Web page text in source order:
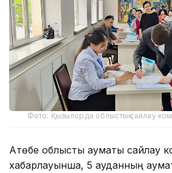
Фото: Қызылорда облыстық сайлау
Ақтөбе облыстық аумақтық
хабарлауынша, 5 ауданның